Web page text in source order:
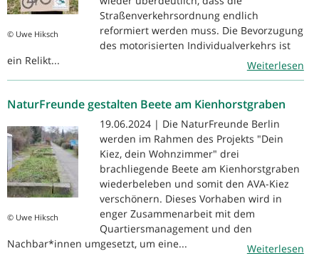
© Uwe Hiksch
Straßenverkehrsordnung endlich
reformiert werden muss. Die Bevorzugung
des motorisierten Individualverkehrs ist
ein Relikt...
Weiterlesen
NaturFreunde gestalten Beete am Kienhorstgraben
© Uwe Hiksch
19.06.2024 | Die NaturFreunde Berlin
werden im Rahmen des Projekts "Dein
Kiez, dein Wohnzimmer" drei
brachliegende Beete am Kienhorstgraben
wiederbeleben und somit den AVA-Kiez
verschönern. Dieses Vorhaben wird in
enger Zusammenarbeit mit dem
Quartiersmanagement und den
Nachbar*innen umgesetzt, um eine...
Weiterlesen